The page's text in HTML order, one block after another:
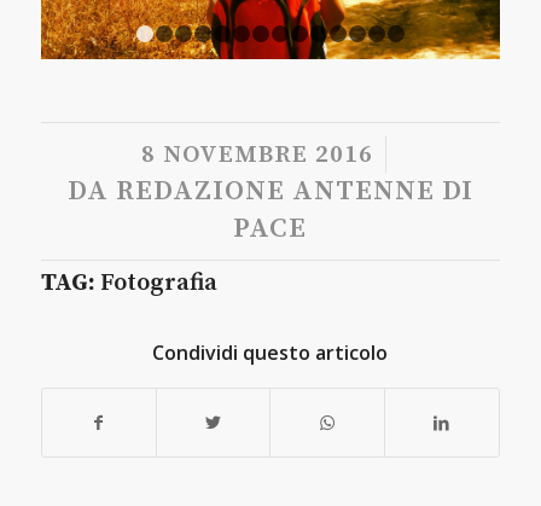
1 2 3 4 5 6 7 8 9 10111213
8 NOVEMBRE 2016
/
DA REDAZIONE ANTENNE DI
PACE
TAG: Fotografia
Condividi questo articolo